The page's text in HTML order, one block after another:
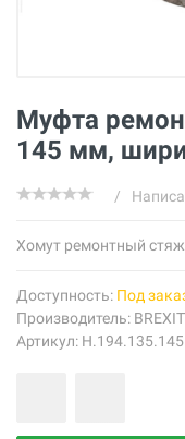
Муфта
145 мм,
/
Хомут ремонтный
Доступность: Под
Производитель: BREXIT
Артикул: Н.194.135.145